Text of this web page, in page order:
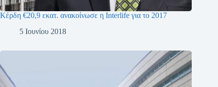
Κέρδη €20,9 εκατ. ανακοίνωσε η Interlife για το 2017
5 Ιουνίου 2018